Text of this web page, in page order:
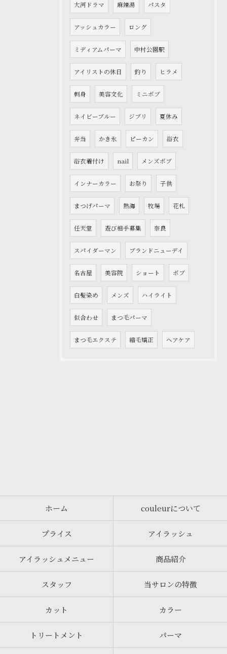
大河ドラマ 麻辣湯 パスタ
アッシュカラー ロング
ミディアムパーマ 中村公園駅
アイリストの休日 釣り ヒラメ
刺身 美容文化 ミニボブ
ネイビーブルー ジブリ 夏休み
弁当 かき氷 ピーカン 浴衣
浴衣着付け nail メンズボブ
インナーカラー お祭り 子供
まつげパーマ 熱海 牧場 花札
任天堂 遊び相手募集 奈良
スパイダーマン ブランドニューデイ
名古屋 美容院 ショート ボブ
白髪染め メンズ ハイライト
似合わせ まつ毛パーマ
まつ毛エクステ 縮毛矯正 ヘアケア
ホーム couleurについて
プライス アイラッシュ
アイラッシュメニュー 商品紹介
スタッフ 当サロンの特徴
カット カラー
トリートメント パーマ